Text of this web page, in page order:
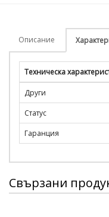
Описание
Техническа
Други
Статус
Гаранция
Свързани